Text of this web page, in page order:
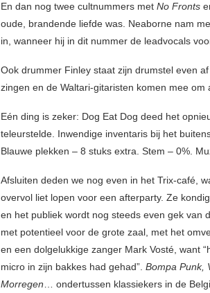
En dan nog twee cultnummers met No Fronts
oude, brandende liefde was. Neaborne nam
in, wanneer hij in dit nummer de leadvocals
Ook drummer Finley staat zijn drumstel even
zingen en de Waltari-gitaristen komen mee om
Eén ding is zeker: Dog Eat Dog deed het
teleurstelde. Inwendige inventaris bij het
Blauwe plekken – 8 stuks extra. Stem – 0%.
Afsluiten deden we nog even in het Trix-café,
overvol liet lopen voor een afterparty. Ze
en het publiek wordt nog steeds even gek van
met potentieel voor de grote zaal, met het
en een dolgelukkige zanger Mark Vosté, want
micro in zijn bakkes had gehad”. Bompa Punk,
Morregen … ondertussen klassiekers in de